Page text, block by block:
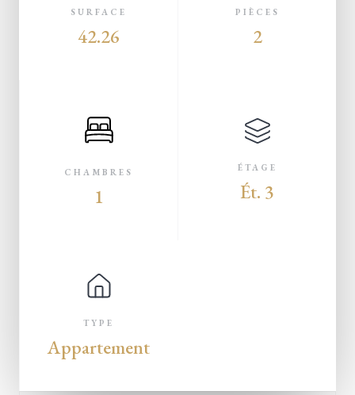
SURFACE
42.26
PIÈCES
2
CHAMBRES
1
ÉTAGE
Ét. 3
TYPE
Appartement